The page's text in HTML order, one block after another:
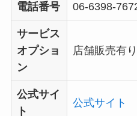
電話番号 06-6398-
サービス
オプショ
ン
店舗販売有り
公式サイ
ト
公式サイト